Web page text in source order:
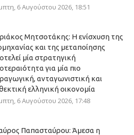
6 Αυγούστου 2026, 18:51
Μητσοτάκης: Η ενίσχυση της
και της μεταποίησης
μία στρατηγική
για μία πιο
ανταγωνιστική και
ελληνική οικονομία
6 Αυγούστου 2026, 17:48
Παπασταύρου: Άμεσα η